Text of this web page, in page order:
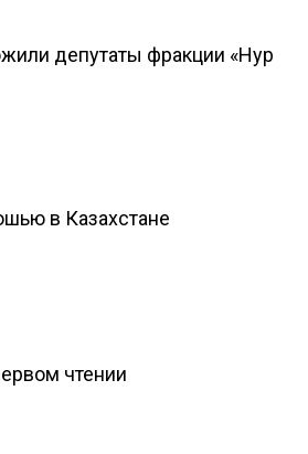
депутаты фракции «Нур
в Казахстане
чтении